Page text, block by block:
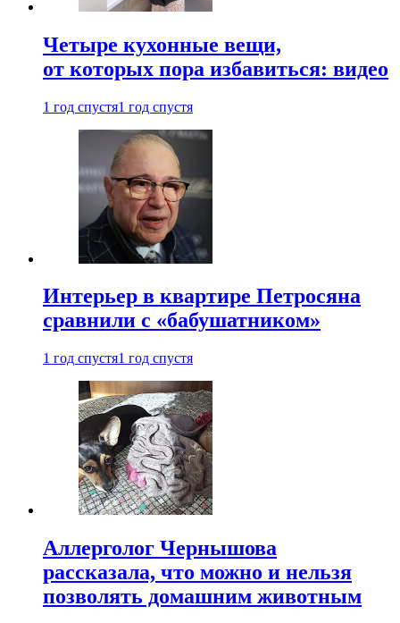
Четыре кухонные вещи,
от которых пора избавиться: видео
1 год спустя1 год спустя
Интерьер в квартире Петросяна
сравнили с «бабушатником»
1 год спустя1 год спустя
Аллерголог Чернышова
рассказала, что можно и нельзя
позволять домашним животным